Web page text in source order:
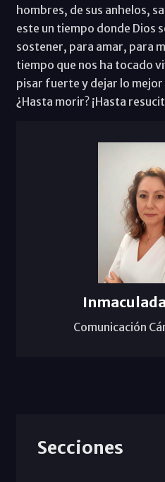
hombres, de sus anhelos,
este un tiempo donde Dios
sostener, para amar, para
tiempo que nos ha tocado
pisar fuerte y dejar lo
¿Hasta morir? ¡Hasta
Comunicación
Secciones